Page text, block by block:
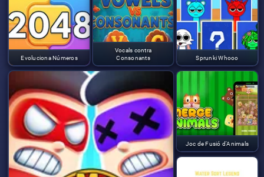
Evoluciona Números
Vocals contra
Consonants
Sprunki Whooo
Joc de Fusió d'Animals